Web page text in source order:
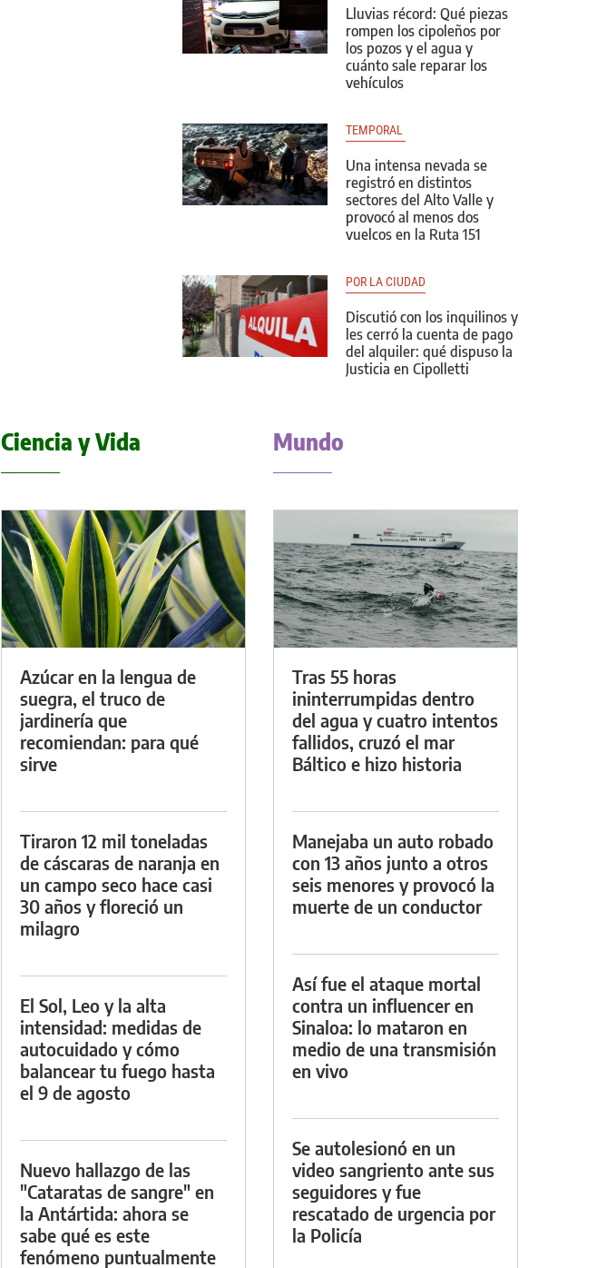
Lluvias récord: Qué piezas
rompen los cipoleños por
los pozos y el agua y
cuánto sale reparar los
vehículos
TEMPORAL
Una intensa nevada se
registró en distintos
sectores del Alto Valle y
provocó al menos dos
vuelcos en la Ruta 151
POR LA CIUDAD
Discutió con los inquilinos y
les cerró la cuenta de pago
del alquiler: qué dispuso la
Justicia en Cipolletti
Ciencia y Vida
Azúcar en la lengua de
suegra, el truco de
jardinería que
recomiendan: para qué
sirve
Tiraron 12 mil toneladas
de cáscaras de naranja en
un campo seco hace casi
30 años y floreció un
milagro
El Sol, Leo y la alta
intensidad: medidas de
autocuidado y cómo
balancear tu fuego hasta
el 9 de agosto
Nuevo hallazgo de las
"Cataratas de sangre" en
la Antártida: ahora se
sabe qué es este
fenómeno puntualmente
Mundo
Tras 55 horas
ininterrumpidas dentro
del agua y cuatro intentos
fallidos, cruzó el mar
Báltico e hizo historia
Manejaba un auto robado
con 13 años junto a otros
seis menores y provocó la
muerte de un conductor
Así fue el ataque mortal
contra un influencer en
Sinaloa: lo mataron en
medio de una transmisión
en vivo
Se autolesionó en un
video sangriento ante sus
seguidores y fue
rescatado de urgencia por
la Policía